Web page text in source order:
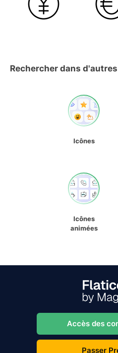
Rechercher dans
Icônes
Icônes
animées
Accès des
Passer